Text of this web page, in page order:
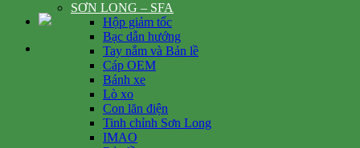
SƠN LONG – SFA
Hộp giảm tốc
Bạc dẫn hướng
Tay nắm và Bản lề
Cáp OEM
Bánh xe
Lò xo
Con lăn điện
Tinh chỉnh Sơn Long
IMAO